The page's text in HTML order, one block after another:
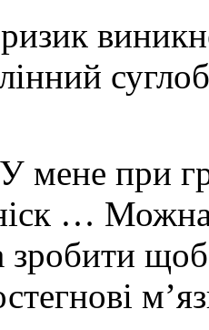
при
… Можна
щоб